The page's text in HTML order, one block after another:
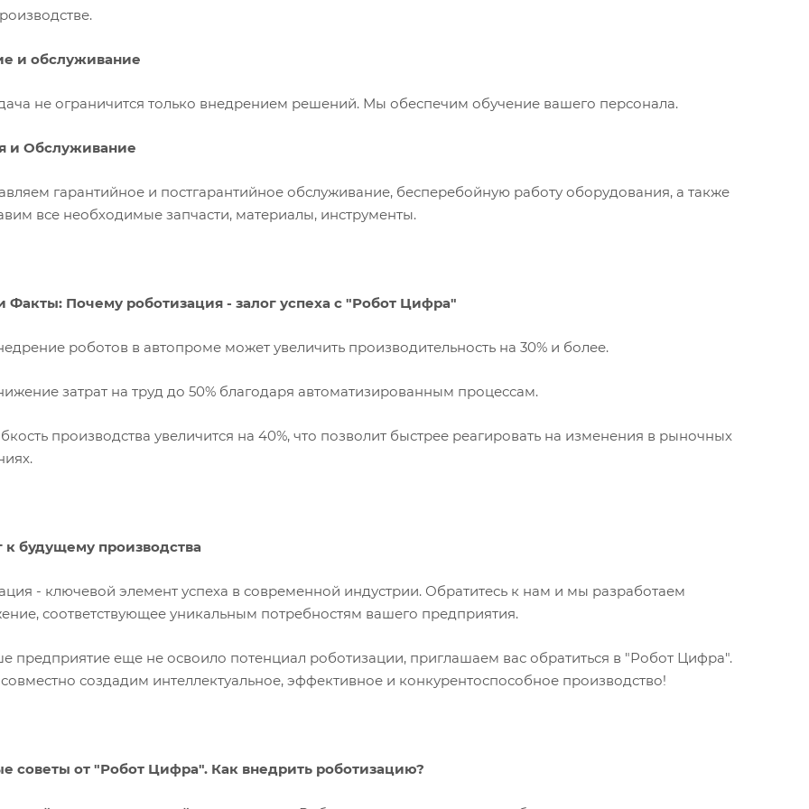
и обслуживание
не ограничится только внедрением решений. Мы обеспечим обучение вашего персонала.
и Обслуживание
гарантийное и постгарантийное обслуживание, бесперебойную работу оборудования, а также
все необходимые запчасти, материалы, инструменты.
Почему роботизация - залог успеха с "Робот Цифра"
роботов в автопроме может увеличить производительность на 30% и более.
затрат на труд до 50% благодаря автоматизированным процессам.
производства увеличится на 40%, что позволит быстрее реагировать на изменения в рыночных
будущему производства
- ключевой элемент успеха в современной индустрии. Обратитесь к нам и мы разработаем
соответствующее уникальным потребностям вашего предприятия.
предприятие еще не освоило потенциал роботизации, приглашаем вас обратиться в "Робот Цифра".
создадим интеллектуальное, эффективное и конкурентоспособное производство!
советы от "Робот Цифра". Как внедрить роботизацию?